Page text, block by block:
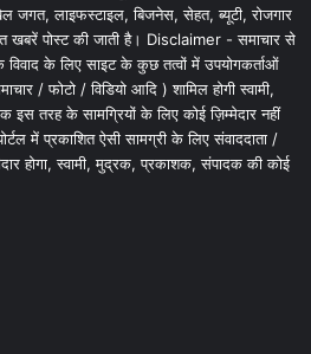
जगत, लाइफस्टाइल, बिजनेस, सेहत, ब्यूटी, रोजगार
खबरें पोस्ट की जाती है। Disclaimer - समाचार से
विवाद के लिए साइट के कुछ तत्वों में उपयोगकर्ताओं
/ फोटो / विडियो आदि ) शामिल होगी स्वामी,
तरह के सामग्रियों के लिए कोई ज़िम्मेदार नहीं
में प्रकाशित ऐसी सामग्री के लिए संवाददाता /
होगा, स्वामी, मुद्रक, प्रकाशक, संपादक की कोई